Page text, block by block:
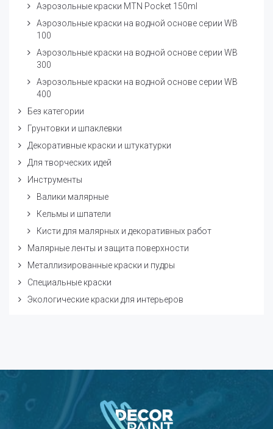
Аэрозольные краски MTN Pocket 150ml
Аэрозольные краски на водной основе серии WB
100
Аэрозольные краски на водной основе серии WB
300
Аэрозольные краски на водной основе серии WB
400
Без категории
Грунтовки и шпаклевки
Декоративные краски и штукатурки
Для творческих идей
Инструменты
Валики малярные
Кельмы и шпатели
Кисти для малярных и декоративных работ
Малярные ленты и защита поверхности
Металлизированные краски и пудры
Специальные краски
Экологические краски для интерьеров